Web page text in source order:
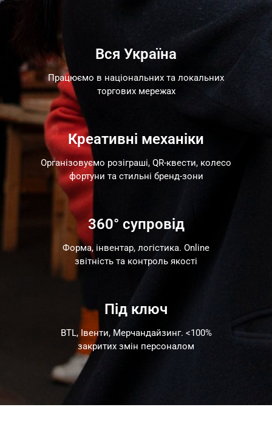
Вся Україна
Працюємо в національних та локальних
торгових мережах
Креативні механіки
Організовуємо розіграші, QR-квести, колесо
фортуни та стильні бренд-зони
360° супровід
Форма, інвентар, логістика. Online
звітність та контроль якості
Під ключ
BTL, Івенти, Мерчандайзинг. <100%
закритих змін персоналом